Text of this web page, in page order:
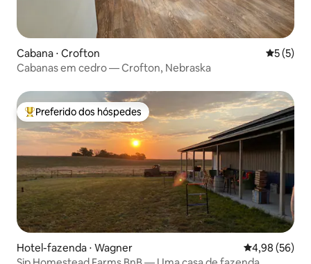
Cabana ⋅ Crofton 5 de
5 (5)
Cabanas em cedro — Crofton, Nebraska
Entre os melhores preferidos dos hóspedes
Preferido dos hóspedes
Hotel-fazenda ⋅ Wagner 4,98 de uma
4,98 (56)